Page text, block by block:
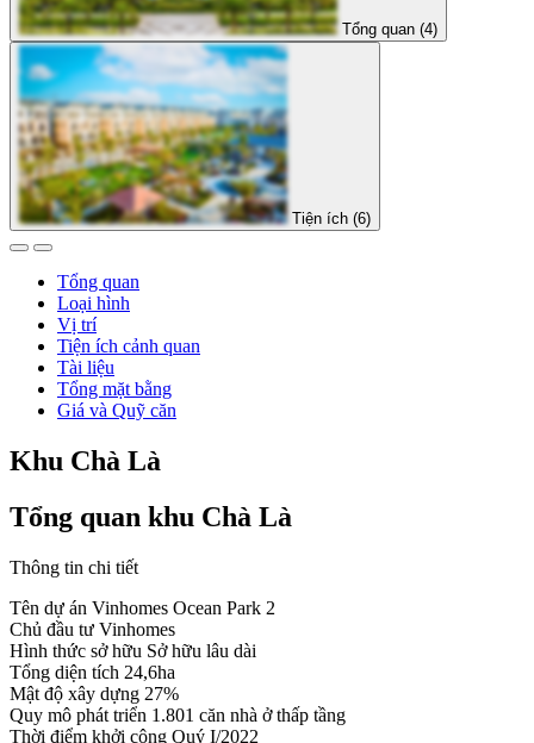
Tổng quan (4)
Tiện ích (6)
Tổng quan
Loại hình
Vị trí
Tiện ích cảnh quan
Tài liệu
Tổng mặt bằng
Giá và Quỹ căn
Khu Chà Là
Tổng quan khu Chà Là
Thông tin chi tiết
Tên dự án Vinhomes Ocean Park 2
Chủ đầu tư Vinhomes
Hình thức sở hữu Sở hữu lâu dài
Tổng diện tích 24,6ha
Mật độ xây dựng 27%
Quy mô phát triển 1.801 căn nhà ở thấp tầng
Thời điểm khởi công Quý I/2022